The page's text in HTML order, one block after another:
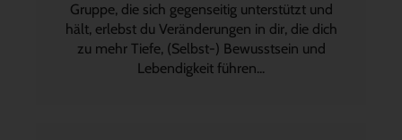
Gruppe, die sich gegenseitig unterstützt und
hält, erlebst du Veränderungen in dir, die dich
zu mehr Tiefe, (Selbst-) Bewusstsein und
Lebendigkeit führen...